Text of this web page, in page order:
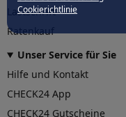
Cookierichtlinie
Lastschrift
Ratenkauf
Unser Service für Sie
Hilfe und Kontakt
CHECK24 App
CHECK24 Gutscheine